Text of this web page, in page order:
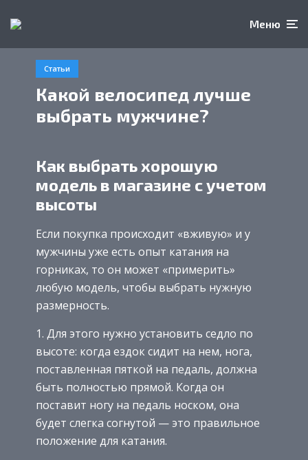
Меню
Статьи
Какой велосипед лучше
выбрать мужчине?
Как выбрать хорошую
модель в магазине с учетом
высоты
Если покупка происходит «вживую» и у
мужчины уже есть опыт катания на
горниках, то он может «примерить»
любую модель, чтобы выбрать нужную
размерность.
Для этого нужно установить седло по
высоте: когда ездок сидит на нем, нога,
поставленная пяткой на педаль, должна
быть полностью прямой. Когда он
поставит ногу на педаль носком, она
будет слегка согнутой — это правильное
положение для катания.